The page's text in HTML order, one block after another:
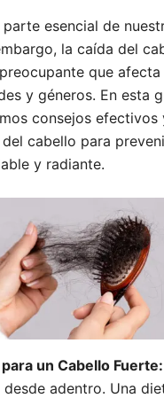
parte esencial de
la caída del
que afecta
y géneros. En esta
consejos efectivos
cabello para
y radiante.
un Cabello Fuerte:
adentro. Una